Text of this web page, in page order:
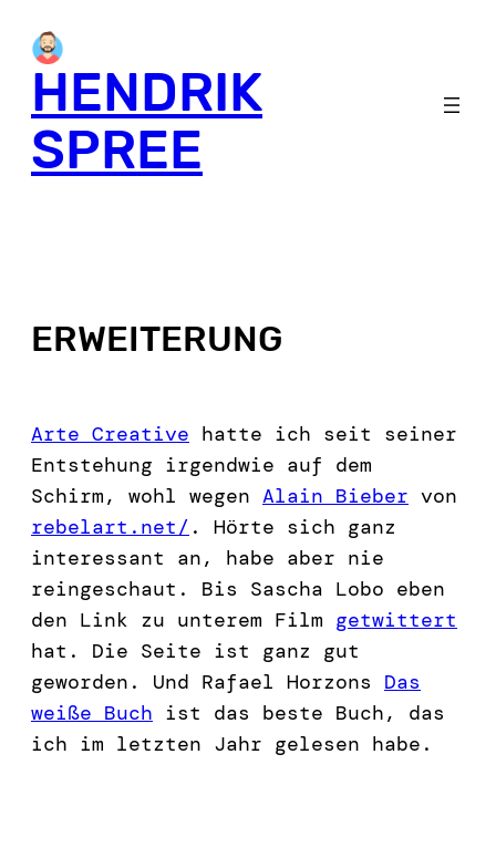
HENDRIK
SPREE
ERWEITERUNG
Arte Creative hatte ich seit seiner
Entstehung irgendwie auf dem
Schirm, wohl wegen Alain Bieber von
rebelart.net/ . Hörte sich ganz
interessant an, habe aber nie
reingeschaut. Bis Sascha Lobo eben
den Link zu unterem Film getwittert
hat. Die Seite ist ganz gut
geworden. Und Rafael Horzons Das
weiße Buch ist das beste Buch, das
ich im letzten Jahr gelesen habe.